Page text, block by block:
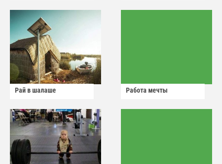
Рай в шалаше Работа мечты